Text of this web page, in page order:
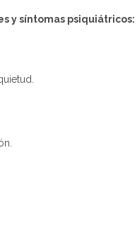
y síntomas psiquiátricos: